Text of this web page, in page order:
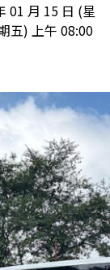
01 月 15 日 (星
五) 上午 08:00